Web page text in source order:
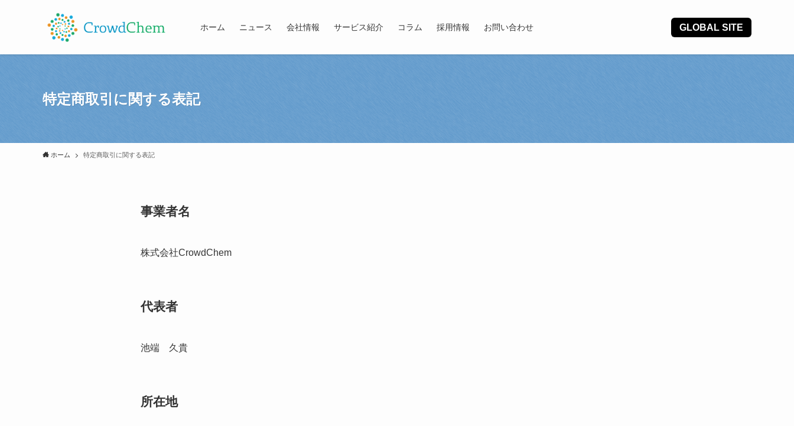
ホーム ニュース 会社情報 サービス紹介 コラム 採用情報 お問い合わせ GLOBAL SITE
特定商取引に関する表記
ホーム 特定商取引に関する表記
事業者名
株式会社CrowdChem
代表者
池端 久貴
所在地